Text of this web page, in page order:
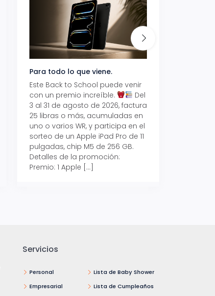
Para todo lo que viene.
Este Back to School puede venir
con un premio increíble.
Del
3 al 31 de agosto de 2026, factura
25 libras o más, acumuladas en
uno o varios WR, y participa en el
sorteo de un Apple iPad Pro de 11
pulgadas, chip M5 de 256 GB.
Detalles de la promoción:
Premio: 1 Apple […]
Servicios
Personal
Empresarial
Lista de Baby Shower
Lista de Cumpleaños